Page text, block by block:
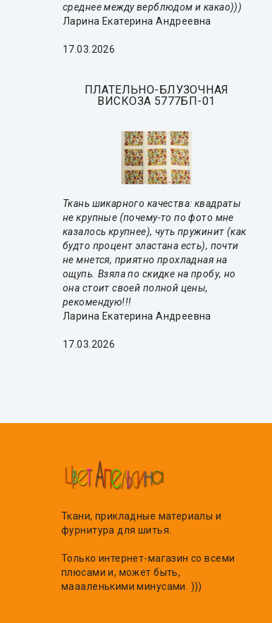
среднее между верблюдом и какао)))
Ларина Екатерина Андреевна
17.03.2026
ПЛАТЕЛЬНО-БЛУЗОЧНАЯ
ВИСКОЗА 5777БП-01
Ткань шикарного качества: квадраты
не крупные (почему-то по фото мне
казалось крупнее), чуть пружинит (как
будто процент эластана есть), почти
не мнется, приятно прохладная на
ощупь. Взяла по скидке на пробу, но
она стоит своей полной цены,
рекомендую!!!
Ларина Екатерина Андреевна
17.03.2026
Ткани, прикладные материалы и
фурнитура для шитья.
Только интернет-магазин со всеми
плюсами и, может быть,
маааленькими минусами. )))